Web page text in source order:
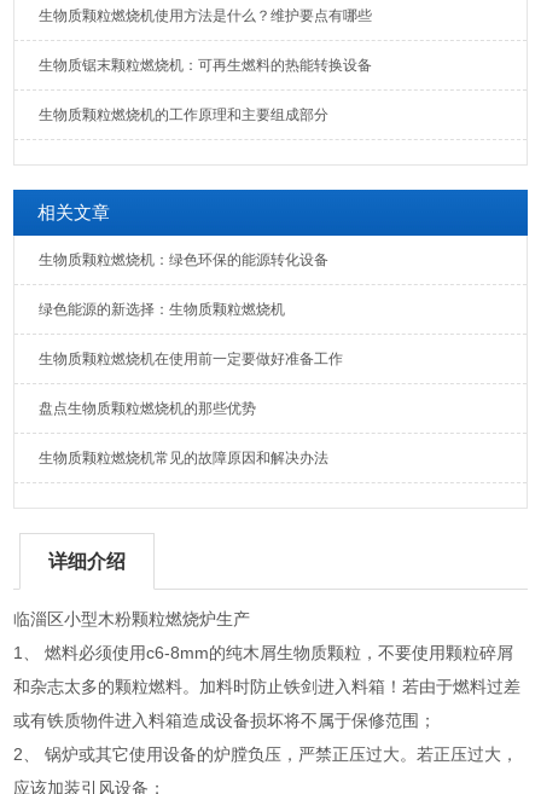
生物质颗粒燃烧机使用方法是什么？维护要点有哪些
生物质锯末颗粒燃烧机：可再生燃料的热能转换设备
生物质颗粒燃烧机的工作原理和主要组成部分
相关文章
生物质颗粒燃烧机：绿色环保的能源转化设备
绿色能源的新选择：生物质颗粒燃烧机
生物质颗粒燃烧机在使用前一定要做好准备工作
盘点生物质颗粒燃烧机的那些优势
生物质颗粒燃烧机常见的故障原因和解决办法
详细介绍
临淄区小型木粉颗粒燃烧炉生产
1、 燃料必须使用c6-8mm的纯木屑生物质颗粒，不要使用颗粒碎屑
和杂志太多的颗粒燃料。加料时防止铁剑进入料箱！若由于燃料过差
或有铁质物件进入料箱造成设备损坏将不属于保修范围；
2、 锅炉或其它使用设备的炉膛负压，严禁正压过大。若正压过大，
应该加装引风设备；